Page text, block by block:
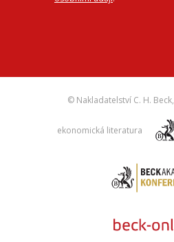
© Nakladatelství C. H. Beck,
ekonomická literatura